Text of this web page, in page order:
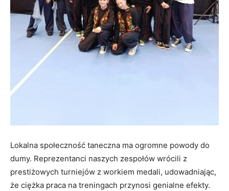
Lokalna społeczność taneczna ma ogromne powody do
dumy. Reprezentanci naszych zespołów wrócili z
prestiżowych turniejów z workiem medali, udowadniając,
że ciężka praca na treningach przynosi genialne efekty.